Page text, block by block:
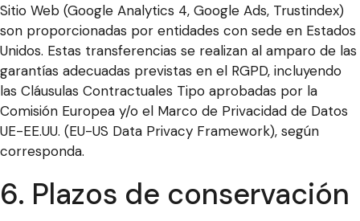
Sitio Web (Google Analytics 4, Google Ads, Trustindex)
son proporcionadas por entidades con sede en Estados
Unidos. Estas transferencias se realizan al amparo de las
garantías adecuadas previstas en el RGPD, incluyendo
las Cláusulas Contractuales Tipo aprobadas por la
Comisión Europea y/o el Marco de Privacidad de Datos
UE-EE.UU. (EU-US Data Privacy Framework), según
corresponda.
6. Plazos de conservación